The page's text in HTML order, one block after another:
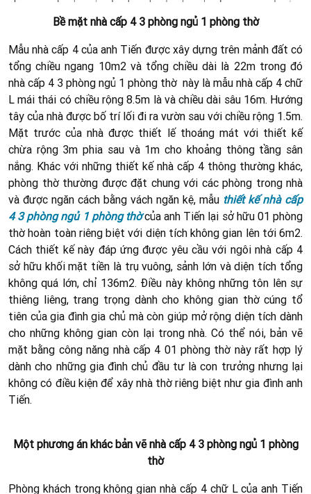
Bề mặt nhà cấp 4 3 phòng ngủ 1 phòng thờ
Mẫu nhà cấp 4 của anh Tiến được xây dựng trên mảnh đất có
tổng chiều ngang 10m2 và tổng chiều dài là 22m trong đó
nhà cấp 4 3 phòng ngủ 1 phòng thờ này là mẫu nhà cấp 4 chữ
L mái thái có chiều rộng 8.5m là và chiều dài sâu 16m. Hướng
tây của nhà được bố trí lối đi ra vườn sau với chiều rộng 1.5m.
Mặt trước của nhà được thiết lế thoáng mát với thiết kế
chừa rộng 3m phia sau và 1m cho khoảng thông tầng sân
nắng. Khác với những thiết kế nhà cấp 4 thông thường khác,
phòng thờ thường được đặt chung với các phòng trong nhà
và được ngăn cách bằng vách ngăn kệ, mẫu thiết kế nhà cấp
4 3 phòng ngủ 1 phòng thờcủa anh Tiến lại sở hữu 01 phòng
thờ hoàn toàn riêng biệt với diện tích không gian lên tới 6m2.
Cách thiết kế này đáp ứng được yêu cầu với ngôi nhà cấp 4
sở hữu khối mặt tiền là trụ vuông, sảnh lớn và diện tích tổng
không quá lớn, chỉ 136m2. Điều này không những tôn lên sự
thiêng liêng, trang trọng dành cho không gian thờ cúng tổ
tiên của gia đình gia chủ mà còn giúp mở rộng diện tích dành
cho những không gian còn lại trong nhà. Có thể nói, bản vẽ
mặt bằng công năng nhà cấp 4 01 phòng thờ này rất hợp lý
dành cho những gia đình chủ đầu tư là con trưởng nhưng lại
không có điều kiện để xây nhà thờ riêng biệt như gia đình anh
Tiến.
Một phương án khác bản vẽ nhà cấp 4 3 phòng ngủ 1 phòng
thờ
Phòng khách trong không gian nhà cấp 4 chữ L của anh Tiến